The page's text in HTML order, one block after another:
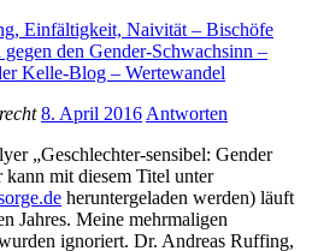
Einfältigkeit, Naivität – Bischöfe
den Gender-Schwachsinn –
Kelle-Blog – Wertewandel
8. April 2016 Antworten
„Geschlechter-sensibel: Gender
kann mit diesem Titel unter
heruntergeladen werden) läuft
Jahres. Meine mehrmaligen
ignoriert. Dr. Andreas Ruffing,